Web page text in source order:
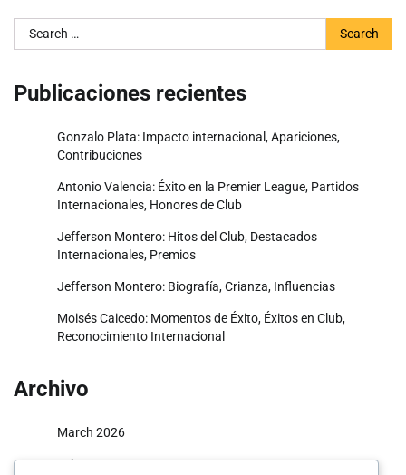
Search
for:
Publicaciones recientes
Gonzalo Plata: Impacto internacional, Apariciones,
Contribuciones
Antonio Valencia: Éxito en la Premier League, Partidos
Internacionales, Honores de Club
Jefferson Montero: Hitos del Club, Destacados
Internacionales, Premios
Jefferson Montero: Biografía, Crianza, Influencias
Moisés Caicedo: Momentos de Éxito, Éxitos en Club,
Reconocimiento Internacional
Archivo
March 2026
February 2026